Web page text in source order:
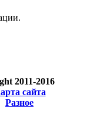
2011-2016
сайта
Разное